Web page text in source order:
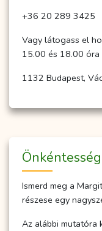
+36 20 289 3425
Vagy látogass el
15.00 és 18.00 óra
1132 Budapest,
Önkéntesség
Ismerd meg a
részese egy
Az alábbi mutatóra